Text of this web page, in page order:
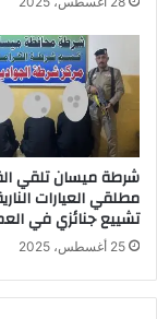
شرطة ميسان تلقي
مطلقي العيارات
تشييع جنائزي في
25 أغسطس، 2025